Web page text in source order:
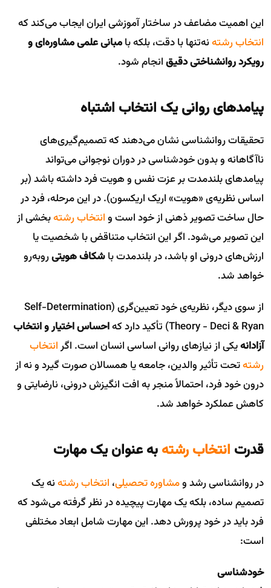
این اهمیت مضاعف در ساختار آموزشی ایران ایجاب می‌کند که
انتخاب رشتهنه‌تنها با دقت، بلکه بامبانی علمی مشاوره‌ای و
رویکرد روانشناختی دقیقانجام شود.
پیامدهای روانی یک انتخاب اشتباه
تحقیقات روانشناسی نشان می‌دهند که تصمیم‌گیری‌های
ناآگاهانه و بدون خودشناسی در دوران نوجوانی می‌تواند
پیامدهای بلندمدت بر عزت نفس و هویت فرد داشته باشد (بر
اساس نظریه‌ی «هویت» اریک اریکسون). در این مرحله، فرد در
حال ساخت تصویر ذهنی از خود است وانتخاب رشتهبخشی از
این تصویر می‌شود. اگر این انتخاب متناقض با شخصیت یا
ارزش‌های درونی او باشد، در بلندمدت باشکاف هویتیروبه‌رو
خواهد شد.
از سوی دیگر، نظریه‌ی خود تعیین‌گری (Self-Determination
Theory - Deci & Ryan) تأکید دارد که
احساس اختیار و انتخاب
آزادانهیکی از نیازهای روانی اساسی انسان است. اگرانتخاب
رشتهتحت تأثیر والدین، جامعه یا همسالان صورت گیرد و نه از
درون خود فرد، احتمالاً منجر به افت انگیزش درونی، نارضایتی و
کاهش عملکرد خواهد شد.
قدرت انتخاب رشتهبه عنوان یک مهارت
در روانشناسی رشد ومشاوره تحصیلی، انتخاب رشتهنه یک
تصمیم ساده، بلکه یک مهارت پیچیده در نظر گرفته می‌شود که
فرد باید در خود پرورش دهد. این مهارت شامل ابعاد مختلفی
است:
خودشناسی